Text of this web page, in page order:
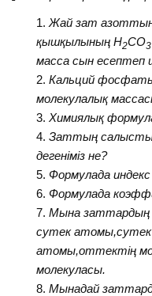
Жай зат
қышқылының H2CO3
масса сын есептеп
Кальций
молекулалық
Химиялық формула
Заттың
дегеніміз не?
Формулада индекс
Формулада
Мына заттардың
сутек атомы,сутек
атомы,оттектің
молекуласы.
Мынадай